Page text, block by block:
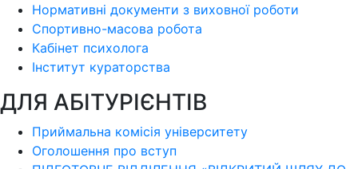
Нормативні документи з виховної роботи
Спортивно-масова робота
Кабінет психолога
Інститут кураторства
ДЛЯ АБІТУРІЄНТІВ
Приймальна комісія університету
Оголошення про вступ